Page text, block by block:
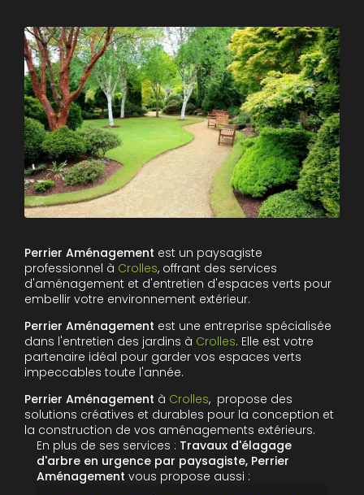
Perrier Aménagement est un paysagiste
professionnel à Crolles, offrant des services
d'aménagement et d'entretien d'espaces verts pour
embellir votre environnement extérieur.
Perrier Aménagement est une entreprise spécialisée
dans l'entretien des jardins à Crolles. Elle est votre
partenaire idéal pour garder vos espaces verts
impeccables toute l'année.
Perrier Aménagement à Crolles, propose des
solutions créatives et durables pour la conception et
la construction de vos aménagements extérieurs.
En plus de ses services : Travaux d'élagage
d'arbre en urgence par paysagiste, Perrier
Aménagement vous propose aussi :